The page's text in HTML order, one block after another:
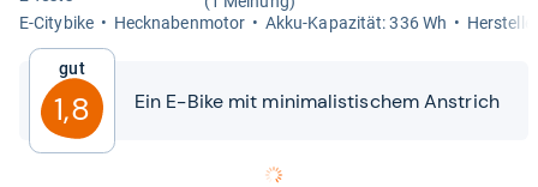
E-​City­bike
Heck­na­ben­mo­tor Akku-​​Kapa­zi­tät: 336 Wh
Gut
1,8 Ein E-​​Bike mit mini­ma­lis­ti­schem Anstrich